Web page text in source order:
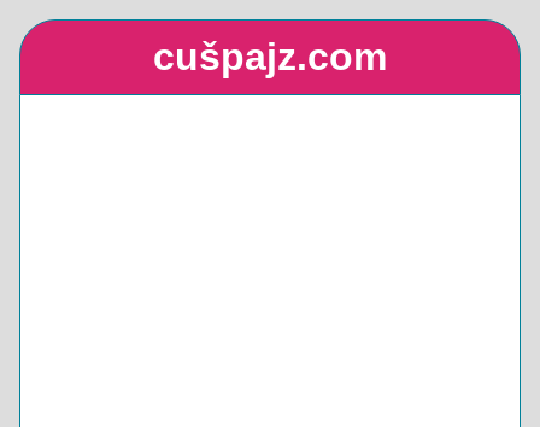
cušpajz.com